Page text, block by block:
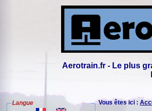
Aerotrain.fr - Le plus
Langue Vous êtes ici :